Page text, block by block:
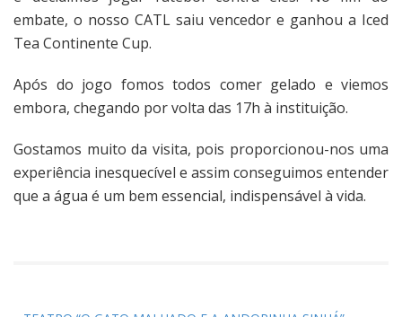
embate, o nosso CATL saiu vencedor e ganhou a Iced
Tea Continente Cup.
Após do jogo fomos todos comer gelado e viemos
embora, chegando por volta das 17h à instituição.
Gostamos muito da visita, pois proporcionou-nos uma
experiência inesquecível e assim conseguimos entender
que a água é um bem essencial, indispensável à vida.